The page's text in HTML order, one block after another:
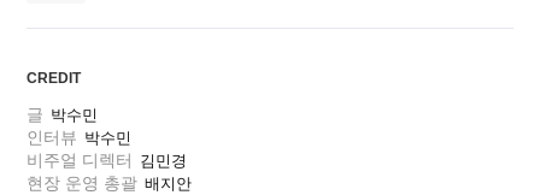
CREDIT
글 박수민
인터뷰 박수민
비주얼 디렉터 김민경
현장 운영 총괄 배지안